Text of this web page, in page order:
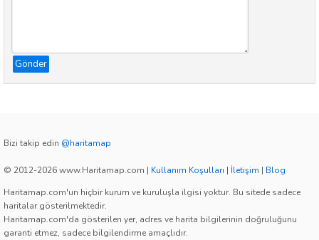
Gönder
Bizi takip edin @haritamap
© 2012-2026 www.Haritamap.com | Kullanım Koşulları | İletişim | Blog
Haritamap.com'un hiçbir kurum ve kuruluşla ilgisi yoktur. Bu sitede sadece
haritalar gösterilmektedir.
Haritamap.com'da gösterilen yer, adres ve harita bilgilerinin doğruluğunu
garanti etmez, sadece bilgilendirme amaçlıdır.